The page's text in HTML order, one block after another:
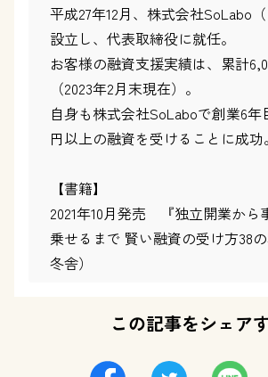
平成27年12月、株式会社SoLabo
設立し、代表取締役に就任。
お客様の融資支援実績は、累計
（2023年2月末現在）。
自身も株式会社SoLaboで創業6年
円以上の融資を受けることに成功。
【書籍】
2021年10月発売 『独立開業から
乗せるまで 賢い融資の受け方38
冬舎）
この記事をシェア